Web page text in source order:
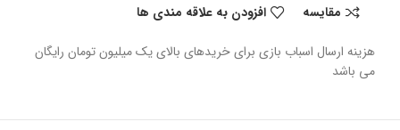
مقایسه افزودن به علاقه مندی ها
هزینه ارسال اسباب بازی برای خریدهای بالای یک میلیون تومان رایگان
می باشد